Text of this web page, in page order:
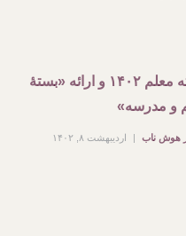
تبریک هفته معلم ۱۴۰۲ و ارائه «بستۀ
و مدرسه»
هوش ناب اردیبهشت ۸, ۱۴۰۲